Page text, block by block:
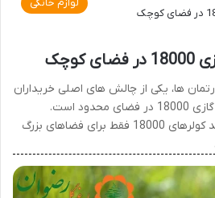
ها، یکی از چالش های اصلی خریداران
کولر گازی، نصب صحیح کولر گازی 18000 در فضای محدود است.
بسیاری از افراد تصور می کنند کولرهای 18000 فقط برای فضاهای بزرگ